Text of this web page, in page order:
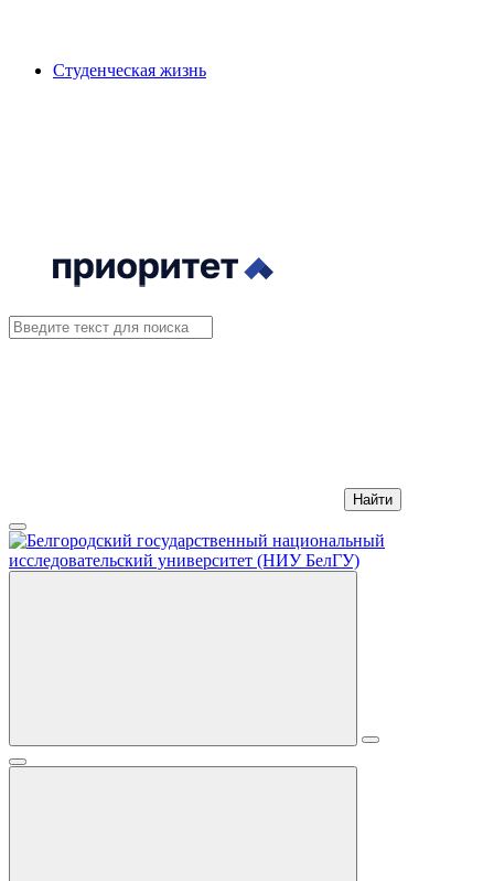
Студенческая жизнь
Найти